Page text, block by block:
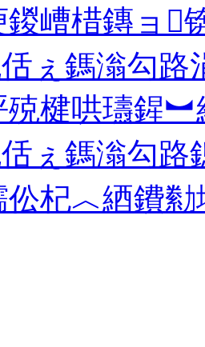
鍐嶆棤鏄ョ
ぇ鎷滃勾路
楗哄瓙鍟
ぇ鎷滃勾路
伀杞︿綇鐨